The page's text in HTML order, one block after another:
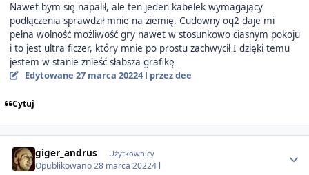
Nawet bym się napalił, ale ten jeden kabelek wymagający
podłączenia sprawdził mnie na ziemię. Cudowny oq2 daje mi
pełna wolność możliwość gry nawet w stosunkowo ciasnym pokoju
i to jest ultra ficzer, który mnie po prostu zachwycił I dzięki temu
jestem w stanie znieść słabsza grafikę
Edytowane 27 marca 20224 l przez dee
Cytuj
giger_andrus Użytkownicy
Opublikowano28 marca 20224 l